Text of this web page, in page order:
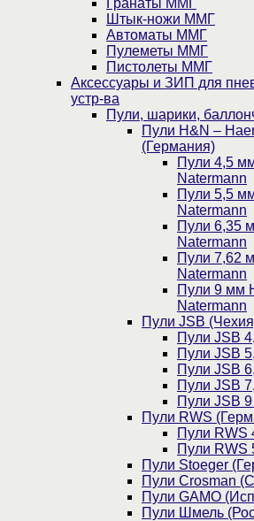
Гранаты ММГ
Штык-ножи ММГ
Автоматы ММГ
Пулеметы ММГ
Пистолеты ММГ
Аксессуары и ЗИП для
устр-ва
Пули, шарики,
Пули H&N –
(Германия)
Пули 4,5
Natermann
Пули 5,5
Natermann
Пули 6,35
Natermann
Пули 7,62
Natermann
Пули 9 мм
Natermann
Пули JSB
Пули JSB
Пули JSB
Пули JSB
Пули JSB
Пули JSB
Пули RWS
Пули RWS
Пули RWS
Пули Stoeger
Пули Crosman
Пули GAMO
Пули Шмель